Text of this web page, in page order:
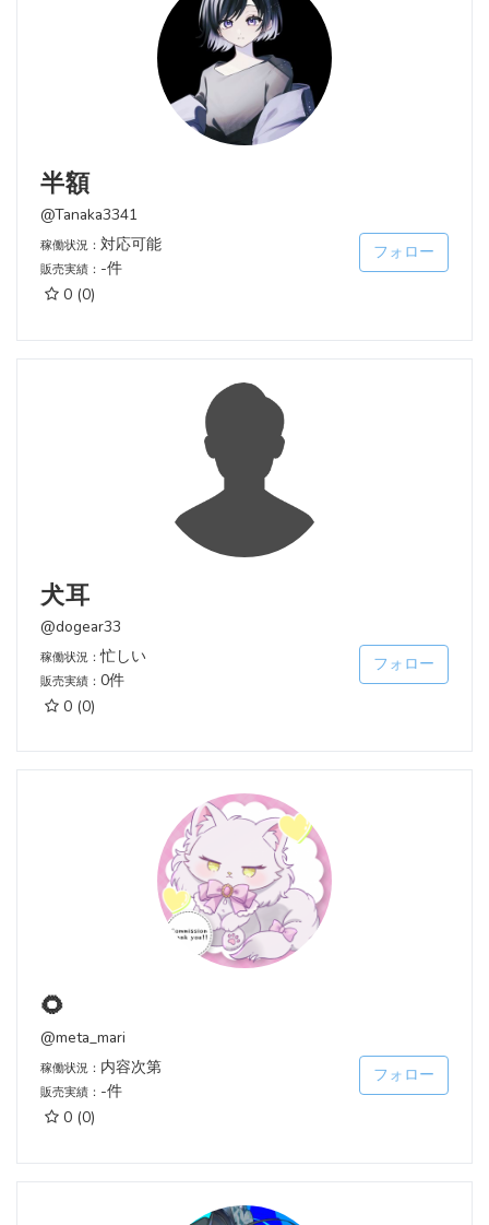
半額
@Tanaka3341
稼働状況： 対応可能
販売実績： -件
0 (0)
フォロー
犬耳
@dogear33
稼働状況：忙しい
販売実績： 0件
0 (0)
フォロー
🌻
@meta_mari
稼働状況： 内容次第
販売実績： -件
0 (0)
フォロー